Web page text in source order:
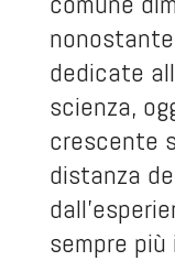
dedicate
scienza,
crescente
distanza
sempre